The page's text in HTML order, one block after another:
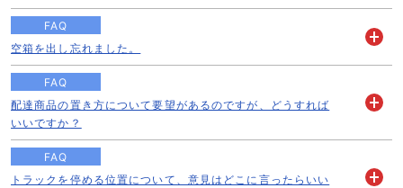
く
FAQ
空箱を出し忘れました。
FAQ
配達商品の置き方について要望があるのですが、どうすれば
いいですか？
く
FAQ
トラックを停める位置について、意見はどこに言ったらいい